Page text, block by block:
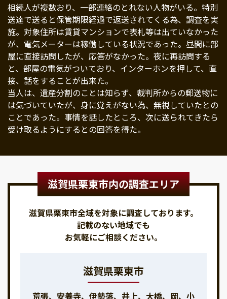
相続人が複数おり、一部連絡のとれない人物がいる。特別
送達で送ると保管期限経過で返送されてくる為、調査を実
施。対象住所は賃貸マンションで表札等は出ていなかった
が、電気メーターは稼働している状況であった。昼間に部
屋に直接訪問したが、応答がなかった。夜に再訪問する
と、部屋の電気がついており、インターホンを押して、直
接、話をすることが出来た。
当人は、遺産分割のことは知らず、裁判所からの郵送物に
は気づいていたが、身に覚えがない為、無視していたとの
ことであった。事情を話したところ、次に送られてきたら
受け取るようにするとの回答を得た。
滋賀県栗東市内の調査エリア
滋賀県栗東市全域を対象に調査しております。
記載のない地域でも
お気軽にご相談ください。
滋賀県栗東市
荒張、安養寺、伊勢落、井上、大橋、岡、小